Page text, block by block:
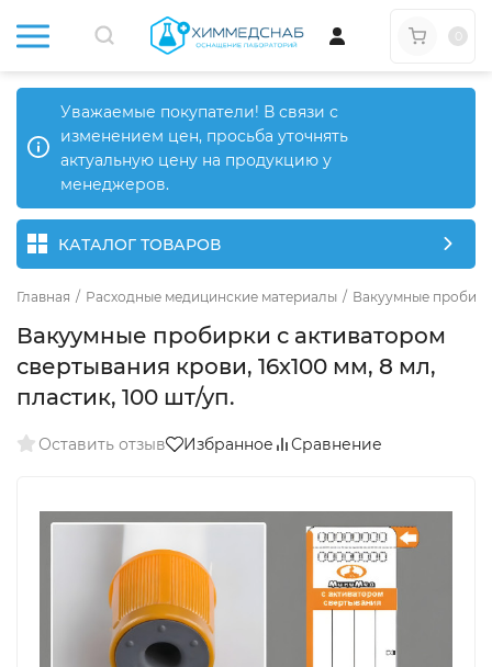
Уважаемые покупатели! В связи с
изменением цен, просьба уточнять
актуальную цену на продукцию у
менеджеров.
КАТАЛОГ ТОВАРОВ
Главная / Расходные медицинские материалы / Вакуумные
Вакуумные пробирки с активатором
свертывания крови, 16х100 мм, 8 мл,
пластик, 100 шт/уп.
Оставить отзыв Избранное Сравнение